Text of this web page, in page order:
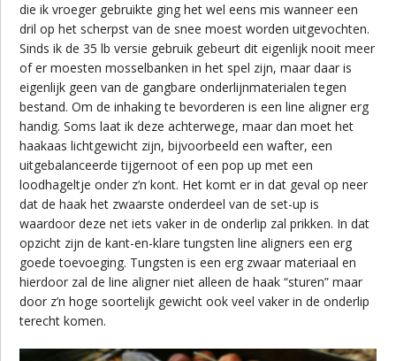
die ik vroeger gebruikte ging het wel eens mis wanneer een
dril op het scherpst van de snee moest worden uitgevochten.
Sinds ik de 35 lb versie gebruik gebeurt dit eigenlijk nooit meer
of er moesten mosselbanken in het spel zijn, maar daar is
eigenlijk geen van de gangbare onderlijnmaterialen tegen
bestand. Om de inhaking te bevorderen is een line aligner erg
handig. Soms laat ik deze achterwege, maar dan moet het
haakaas lichtgewicht zijn, bijvoorbeeld een wafter, een
uitgebalanceerde tijgernoot of een pop up met een
loodhageltje onder z’n kont. Het komt er in dat geval op neer
dat de haak het zwaarste onderdeel van de set-up is
waardoor deze net iets vaker in de onderlip zal prikken. In dat
opzicht zijn de kant-en-klare tungsten line aligners een erg
goede toevoeging. Tungsten is een erg zwaar materiaal en
hierdoor zal de line aligner niet alleen de haak “sturen” maar
door z’n hoge soortelijk gewicht ook veel vaker in de onderlip
terecht komen.